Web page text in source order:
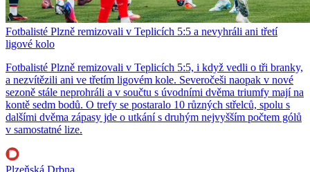
Fotbalisté Plzně remizovali v Teplicích 5:5 a nevyhráli ani třetí
ligové kolo
Fotbalisté Plzně remizovali v Teplicích 5:5, i když vedli o tři branky,
a nezvítězili ani ve třetím ligovém kole. Severočeši naopak v nové
sezoně stále neprohráli a v součtu s úvodními dvěma triumfy mají na
kontě sedm bodů. O trefy se postaralo 10 různých střelců, spolu s
dalšími dvěma zápasy jde o utkání s druhým nejvyšším počtem gólů
v samostatné lize.
Plzeňská Drbna